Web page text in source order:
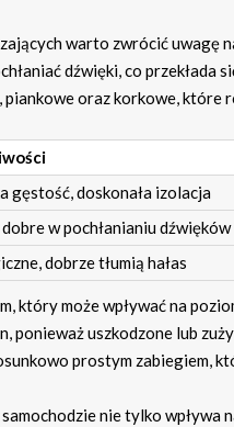
warto zwrócić uwagę
dźwięki, co
piankowe oraz korkowe, które
gęstość, doskonała izolacja
dobre w pochłanianiu dźwięków
dobrze tłumią hałas
który może wpływać na
ponieważ uszkodzone lub
prostym zabiegiem,
nie tylko